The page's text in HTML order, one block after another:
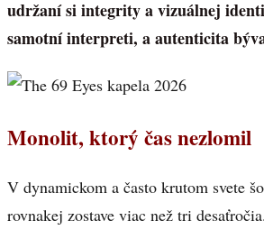
udržaní si integrity a vizuálnej
samotní interpreti, a autenticita
Monolit, ktorý čas nezlomil
V dynamickom a často krutom svete
rovnakej zostave viac než tri